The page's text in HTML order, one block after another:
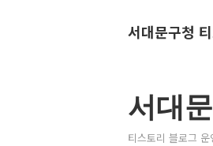
서대문구청
서대
티스토리 블로그